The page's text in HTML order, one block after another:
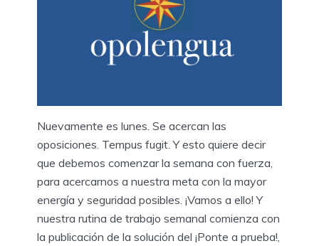
Nuevamente es lunes. Se acercan las
oposiciones. Tempus fugit. Y esto quiere decir
que debemos comenzar la semana con fuerza,
para acercarnos a nuestra meta con la mayor
energía y seguridad posibles. ¡Vamos a ello! Y
nuestra rutina de trabajo semanal comienza con
la publicación de la solución del ¡Ponte a prueba!,